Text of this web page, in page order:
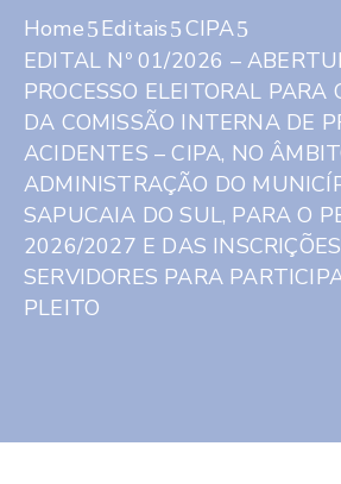
Home Editais
CIPA
EDITAL Nº 01/2026 –
PROCESSO ELEITORAL PARA
DA COMISSÃO INTERNA DE
ACIDENTES – CIPA, NO
ADMINISTRAÇÃO DO
SAPUCAIA DO SUL, PARA O
2026/2027 E DAS
SERVIDORES PARA
PLEITO